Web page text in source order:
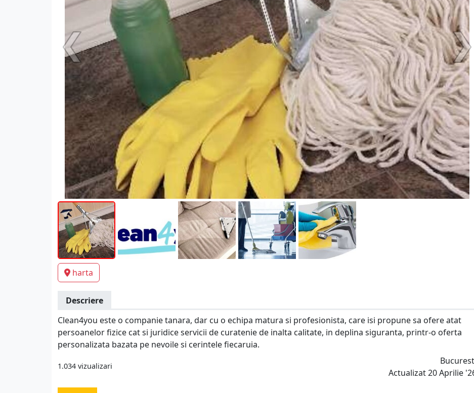
harta
Descriere
Clean4you este o companie tanara, dar cu o echipa matura si profesionista, care isi propune sa ofere atat
persoanelor fizice cat si juridice servicii de curatenie de inalta calitate, in deplina siguranta, printr-o oferta
personalizata bazata pe nevoile si cerintele fiecaruia.
1.034 vizualizari
Actualizat 20 Aprilie